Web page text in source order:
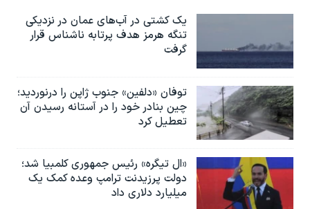
یک کشتی در آب‌های عمان در نزدیکی
تنگه هرمز هدف پرتابه ناشناس قرار
گرفت
توفان «دلفین» جنوب ژاپن را درنوردید؛
چین بنادر خود را در آستانه رسیدن آن
تعطیل کرد
«ال تیگره» رئیس جمهوری کلمبیا شد؛
دولت پرزیدنت ترامپ وعده کمک یک
میلیارد دلاری داد